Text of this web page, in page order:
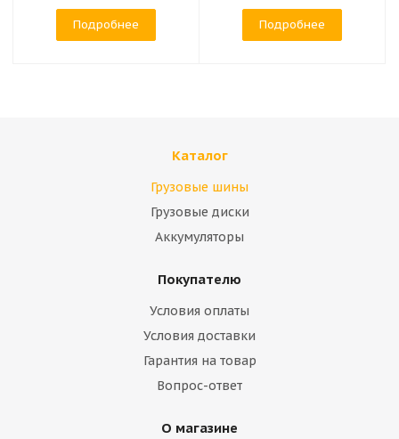
Подробнее Подробнее
Каталог
Грузовые шины
Грузовые диски
Аккумуляторы
Покупателю
Условия оплаты
Условия доставки
Гарантия на товар
Вопрос-ответ
О магазине